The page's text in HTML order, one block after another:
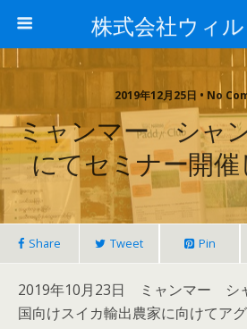
株式会社ウィ
2019年12月25日 • No
ミャンマー シャ
にてセミナー開
Share Tweet Pin
2019年10月23日 ミャンマー シ
国向けスイカ輸出農家に向けてア